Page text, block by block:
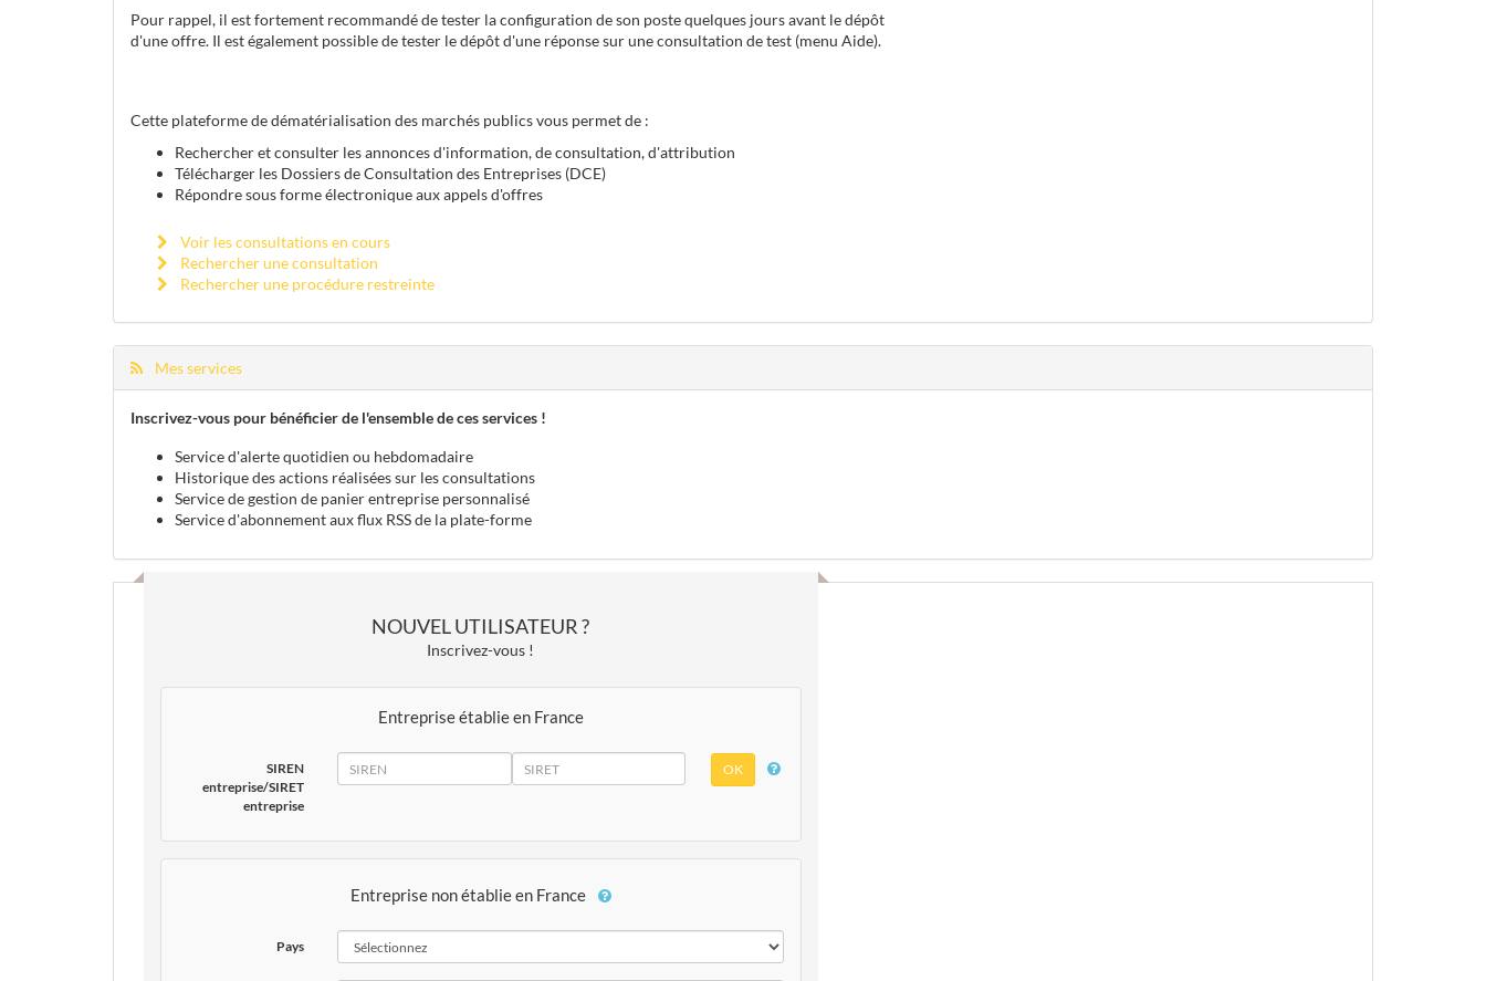
Pour rappel, il est fortement recommandé de tester la configuration de son poste quelques jours avant le dépôt
d'une offre. Il est également possible de tester le dépôt d'une réponse sur une consultation de test (menu Aide).
Cette plateforme de dématérialisation des marchés publics vous permet de :
Rechercher et consulter les annonces d'information, de consultation, d'attribution
Télécharger les Dossiers de Consultation des Entreprises (DCE)
Répondre sous forme électronique aux appels d'offres
Voir les consultations en cours
Rechercher une consultation
Rechercher une procédure restreinte
Mes services
Inscrivez-vous pour bénéficier de l'ensemble de ces services !
Service d'alerte quotidien ou hebdomadaire
Historique des actions réalisées sur les consultations
Service de gestion de panier entreprise personnalisé
Service d'abonnement aux flux RSS de la plate-forme
NOUVEL UTILISATEUR ?
Inscrivez-vous !
Entreprise établie en France
SIREN
entreprise/SIRET
entreprise
SIREN
SIRET
Entreprise non établie en France
Pays